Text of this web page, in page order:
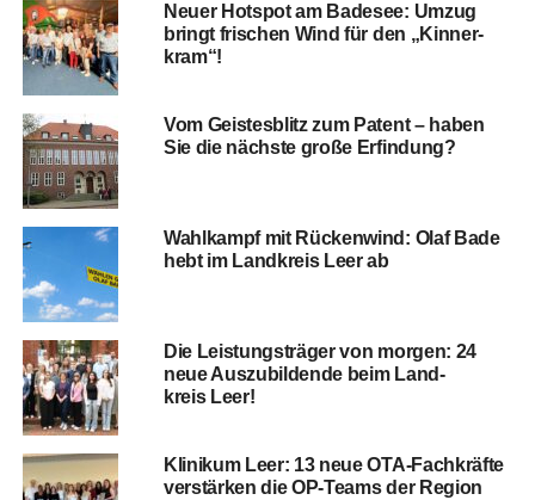
Neu­er Hot­spot am Bade­see: Umzug
bringt fri­schen Wind für den „Kin­ner­
kram“!
Vom Geis­tes­blitz zum Patent – haben
Sie die nächs­te gro­ße Erfindung?
Wahl­kampf mit Rücken­wind: Olaf Bade
hebt im Land­kreis Leer ab
Die Leis­tungs­trä­ger von mor­gen: 24
neue Aus­zu­bil­den­de beim Land­
kreis Leer!
Kli­ni­kum Leer: 13 neue OTA-Fach­kräf­te
ver­stär­ken die OP-Teams der Region